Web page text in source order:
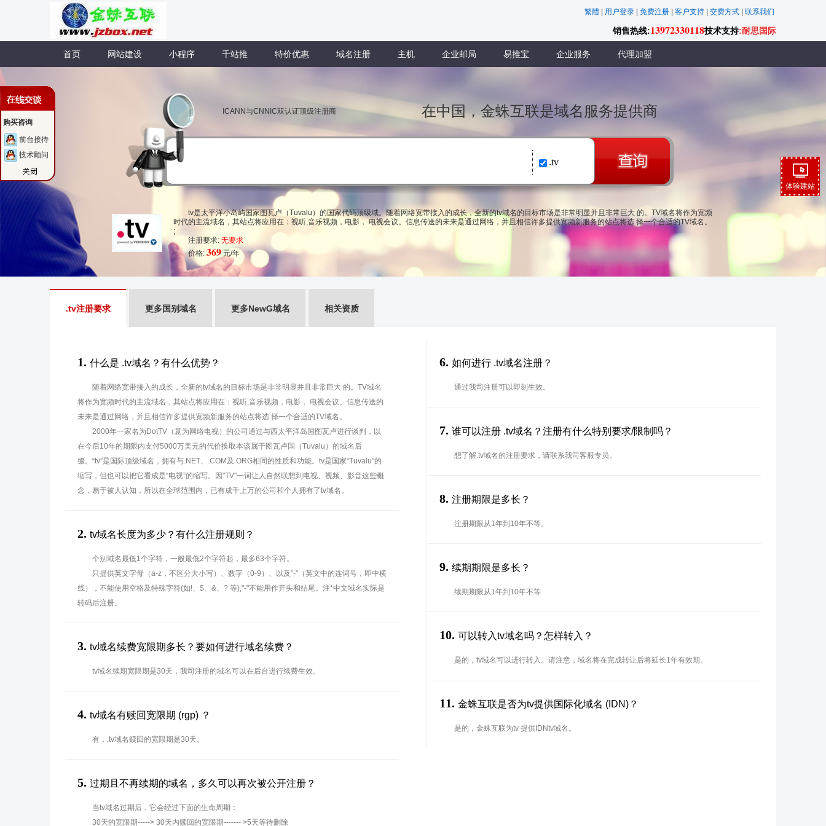
繁體 用户登录 免费注册 客户支持 交费方式 联系我们
销售热线:13972330118技术支持:耐思国际
首页 网站建设 小程序 千站推 特价优惠 域名注册 主机 企业邮局 易推宝 企业服务 代理加盟
ICANN与CNNIC双认证顶级注册商 在中国，金蛛互联是域名服务提供商
.tv
tv是太平洋小岛屿国家图瓦卢（Tuvalu）的国家代码顶级域。随着网络宽带接入的成长，全新的tv域名的目标市场是非常明显并且非常巨大 的。TV域名将作为宽频
时代的主流域名，其站点将应用在：视听,音乐视频，电影， 电视会议。信息传送的未来是通过网络，并且相信许多提供宽频新服务的站点将选 择一个合适的TV域名。
;
注册要求: 无要求
价格: 369 元/年
.tv注册要求 更多国别域名 更多NewG域名 相关资质
1. 什么是 .tv域名？有什么优势？
随着网络宽带接入的成长，全新的tv域名的目标市场是非常明显并且非常巨大 的。TV域名
将作为宽频时代的主流域名，其站点将应用在：视听,音乐视频，电影， 电视会议。信息传送的
未来是通过网络，并且相信许多提供宽频新服务的站点将选 择一个合适的TV域名。
2000年一家名为DotTV（意为网络电视）的公司通过与西太平洋岛国图瓦卢进行谈判，以
在今后10年的期限内支付5000万美元的代价换取本该属于图瓦卢国（Tuvalu）的域名后
缀。“tv”是国际顶级域名，拥有与.NET、.COM及.ORG相同的性质和功能。tv是国家“Tuvalu”的
缩写，但也可以把它看成是“电视”的缩写。因"TV"一词让人自然联想到电视、视频、影音这些概
念，易于被人认知，所以在全球范围内，已有成千上万的公司和个人拥有了tv域名。
2. tv域名长度为多少？有什么注册规则？
个别域名最低1个字符，一般最低2个字符起，最多63个字符。
只提供英文字母（a-z，不区分大小写）、数字（0-9）、以及"-"（英文中的连词号，即中横
线），不能使用空格及特殊字符(如!、$、&、? 等),"-"不能用作开头和结尾。注*中文域名实际是
转码后注册。
3. tv域名续费宽限期多长？要如何进行域名续费？
tv域名续期宽限期是30天，我司注册的域名可以在后台进行续费生效。
4. tv域名有赎回宽限期 (rgp) ？
有，.tv域名赎回的宽限期是30天。
5. 过期且不再续期的域名，多久可以再次被公开注册？
当tv域名过期后，它会经过下面的生命周期：
30天的宽限期-----> 30天内赎回的宽限期------- >5天等待删除
6. 如何进行 .tv域名注册？
通过我司注册可以即刻生效。
7. 谁可以注册 .tv域名？注册有什么特别要求/限制吗？
想了解.tv域名的注册要求，请联系我司客服专员。
8. 注册期限是多长？
注册期限从1年到10年不等。
9. 续期期限是多长？
续期期限从1年到10年不等
10. 可以转入tv域名吗？怎样转入？
是的，tv域名可以进行转入。请注意，域名将在完成转让后将延长1年有效期。
11. 金蛛互联是否为tv提供国际化域名 (IDN)？
是的，金蛛互联为tv 提供IDNtv域名。
购买咨询
前台接待
技术顾问
体验建站